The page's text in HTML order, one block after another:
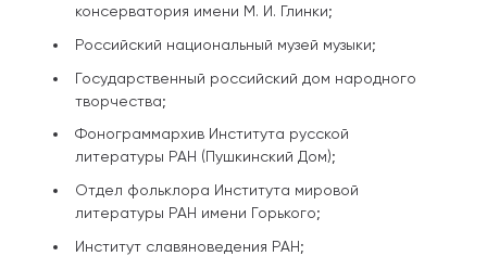
консерватория имени М. И. Глинки;
Российский национальный музей музыки;
Государственный российский дом народного
творчества;
Фонограммархив Института русской
литературы РАН (Пушкинский Дом);
Отдел фольклора Института мировой
литературы РАН имени Горького;
Институт славяноведения РАН;